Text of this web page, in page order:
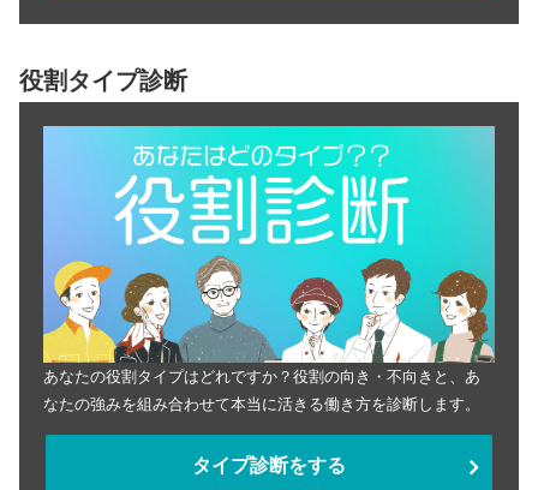
役割タイプ診断
あなたの役割タイプはどれですか？役割の向き・不向きと、あ
なたの強みを組み合わせて本当に活きる働き方を診断します。
タイプ診断をする